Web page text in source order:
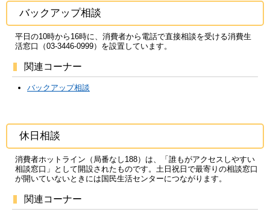
バックアップ相談
平日の10時から16時に、消費者から電話で直接相談を受ける消費生
活窓口（03-3446-0999）を設置しています。
関連コーナー
バックアップ相談
休日相談
消費者ホットライン（局番なし188）は、「誰もがアクセスしやすい
相談窓口」として開設されたものです。土日祝日で最寄りの相談窓口
が開いていないときには国民生活センターにつながります。
関連コーナー